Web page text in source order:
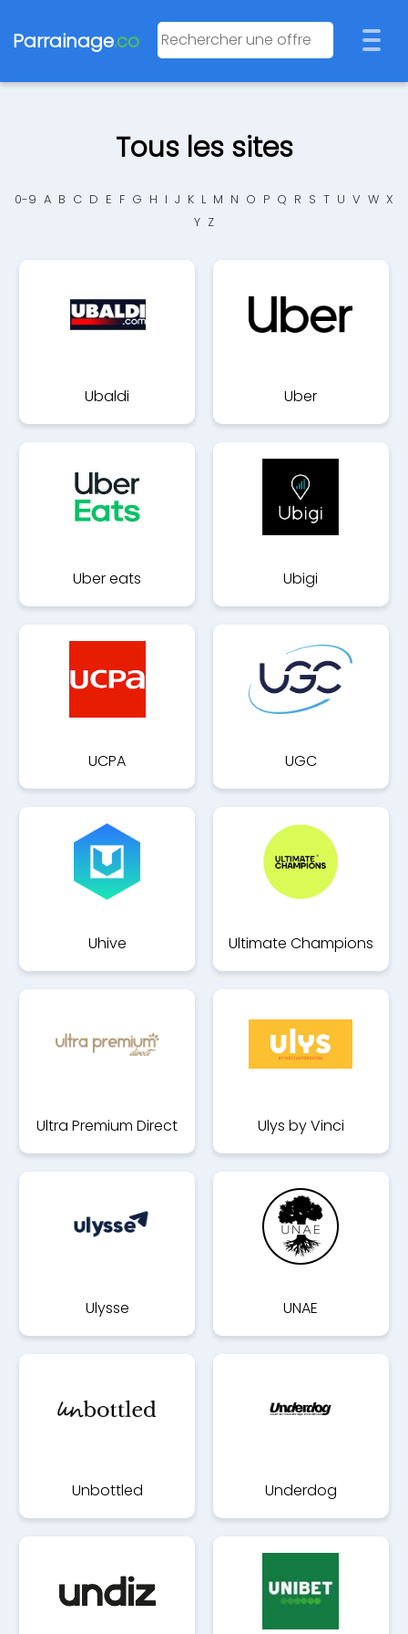
Parrainage.co
Tous les sites
0-9 A B C D E F G H I J K L M N O P Q R S T U V W X
Y Z
Ubaldi Uber
Uber eats Ubigi
UCPA UGC
Uhive Ultimate Champions
Ultra Premium Direct Ulys by Vinci
Ulysse UNAE
Unbottled Underdog